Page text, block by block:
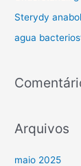
p
o
r
Sterydy
agua
Arquivos
maio 2025